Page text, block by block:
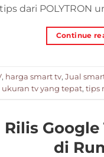
dari POLYTRON
Continue
, harga smart tv, Jual
tv yang tepat, tips
di